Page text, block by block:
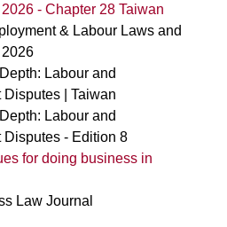
- Chapter 28 Taiwan
& Labour Laws and
Labour and
Disputes | Taiwan
Labour and
Disputes - Edition 8
for doing business in
Law Journal